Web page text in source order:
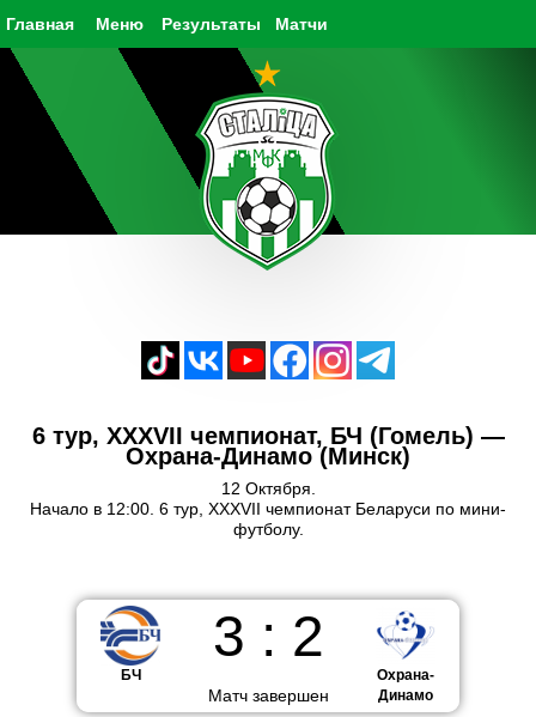
Главная Результаты Матчи
Меню
6 тур, XXXVII чемпионат, БЧ (Гомель) —
Охрана-Динамо (Минск)
12 Октября.
Начало в 12:00. 6 тур, XXXVII чемпионат Беларуси по мини-
футболу.
БЧ
3 : 2
Матч завершен
Охрана-
Динамо